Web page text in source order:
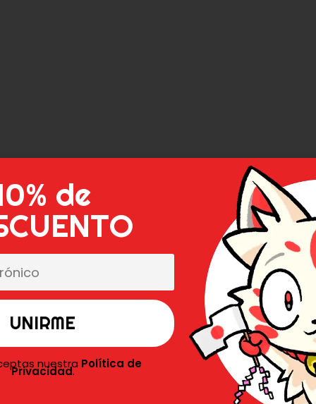
de
nuestra Política de
Privacidad.